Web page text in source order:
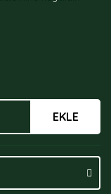
EKLE